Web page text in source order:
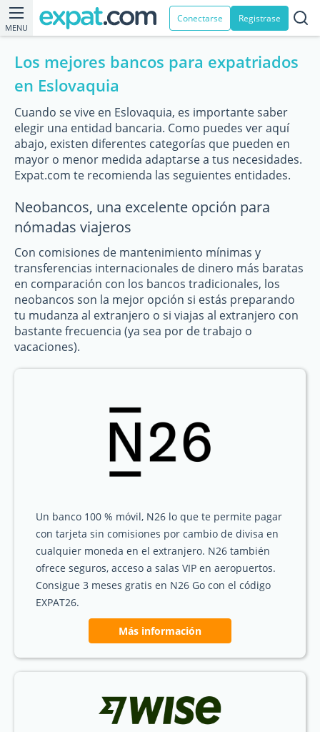
MENU
Conectarse Registrase
Los mejores bancos para expatriados
en Eslovaquia
Cuando se vive en Eslovaquia, es importante saber
elegir una entidad bancaria. Como puedes ver aquí
abajo, existen diferentes categorías que pueden en
mayor o menor medida adaptarse a tus necesidades.
Expat.com te recomienda las seguientes entidades.
Neobancos, una excelente opción para
nómadas viajeros
Con comisiones de mantenimiento mínimas y
transferencias internacionales de dinero más baratas
en comparación con los bancos tradicionales, los
neobancos son la mejor opción si estás preparando
tu mudanza al extranjero o si viajas al extranjero con
bastante frecuencia (ya sea por de trabajo o
vacaciones).
Un banco 100 % móvil, N26 lo que te permite pagar
con tarjeta sin comisiones por cambio de divisa en
cualquier moneda en el extranjero. N26 también
ofrece seguros, acceso a salas VIP en aeropuertos.
Consigue 3 meses gratis en N26 Go con el código
EXPAT26.
Más información